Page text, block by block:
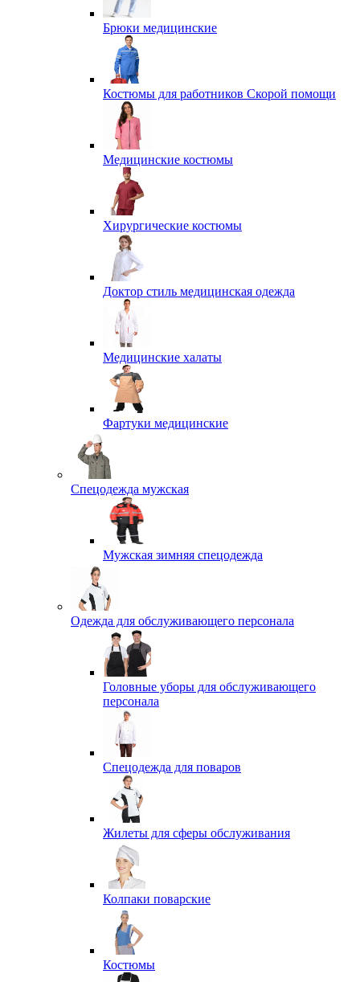
Брюки медицинские
Костюмы для работников Скорой помощи
Медицинские костюмы
Хирургические костюмы
Доктор стиль медицинская одежда
Медицинские халаты
Фартуки медицинские
Спецодежда мужская
Мужская зимняя спецодежда
Одежда для обслуживающего персонала
Головные уборы для обслуживающего
персонала
Спецодежда для поваров
Жилеты для сферы обслуживания
Колпаки поварские
Костюмы